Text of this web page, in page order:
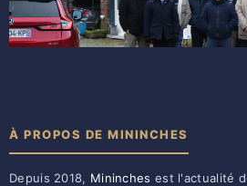
À PROPOS DE MININCHES
Depuis 2018, Mininches est l'actualité